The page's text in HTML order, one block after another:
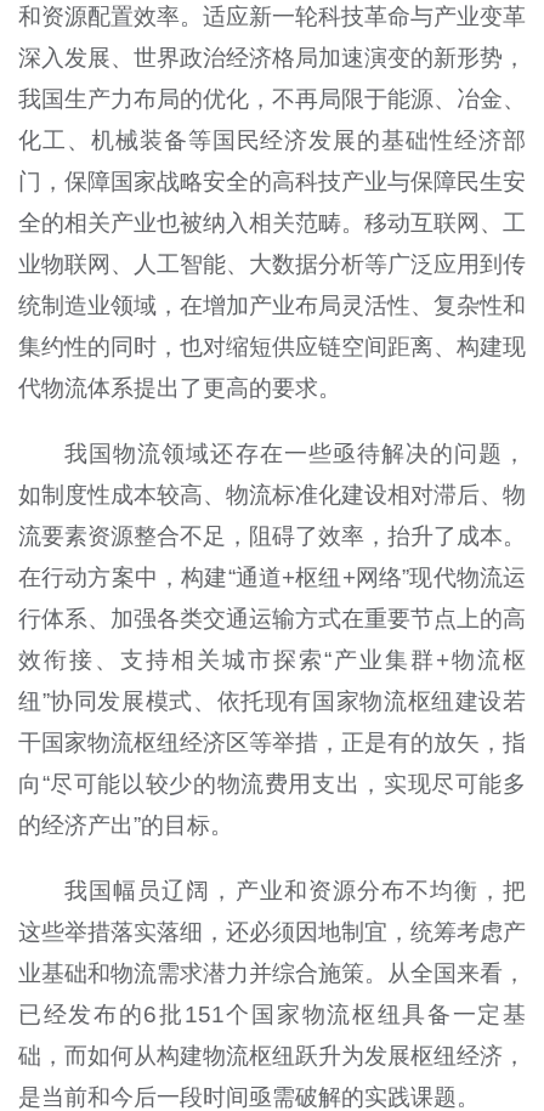
和资源配置效率。适应新一轮科技革命与产业变革
深入发展、世界政治经济格局加速演变的新形势，
我国生产力布局的优化，不再局限于能源、冶金、
化工、机械装备等国民经济发展的基础性经济部
门，保障国家战略安全的高科技产业与保障民生安
全的相关产业也被纳入相关范畴。移动互联网、工
业物联网、人工智能、大数据分析等广泛应用到传
统制造业领域，在增加产业布局灵活性、复杂性和
集约性的同时，也对缩短供应链空间距离、构建现
代物流体系提出了更高的要求。
我国物流领域还存在一些亟待解决的问题，
如制度性成本较高、物流标准化建设相对滞后、物
流要素资源整合不足，阻碍了效率，抬升了成本。
在行动方案中，构建“通道+枢纽+网络”现代物流运
行体系、加强各类交通运输方式在重要节点上的高
效衔接、支持相关城市探索“产业集群+物流枢
纽”协同发展模式、依托现有国家物流枢纽建设若
干国家物流枢纽经济区等举措，正是有的放矢，指
向“尽可能以较少的物流费用支出，实现尽可能多
的经济产出”的目标。
我国幅员辽阔，产业和资源分布不均衡，把
这些举措落实落细，还必须因地制宜，统筹考虑产
业基础和物流需求潜力并综合施策。从全国来看，
已经发布的6批151个国家物流枢纽具备一定基
础，而如何从构建物流枢纽跃升为发展枢纽经济，
是当前和今后一段时间亟需破解的实践课题。